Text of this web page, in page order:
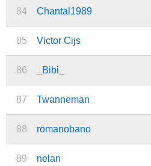
84 Chantal1989
85 Victor Cijs
86 _Bibi_
87 Twanneman
88 romanobano
89 nelan